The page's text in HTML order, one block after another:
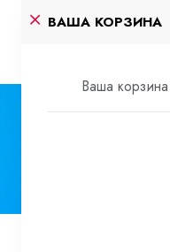
ВАША КОРЗИНА
Ваша корзина